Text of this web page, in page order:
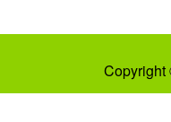
Copyright